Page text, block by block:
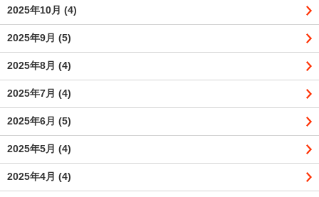
2025年10月 (4)
2025年9月 (5)
2025年8月 (4)
2025年7月 (4)
2025年6月 (5)
2025年5月 (4)
2025年4月 (4)